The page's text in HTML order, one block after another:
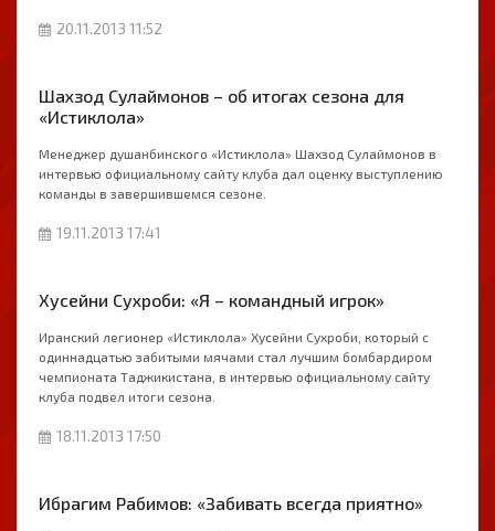
20.11.2013 11:52
Шахзод Сулаймонов – об итогах сезона для
«Истиклола»
Менеджер душанбинского «Истиклола» Шахзод Сулаймонов в
интервью официальному сайту клуба дал оценку выступлению
команды в завершившемся сезоне.
19.11.2013 17:41
Хусейни Сухроби: «Я – командный игрок»
Иранский легионер «Истиклола» Хусейни Сухроби, который c
одиннадцатью забитыми мячами стал лучшим бомбардиром
чемпионата Таджикистана, в интервью официальному сайту
клуба подвел итоги сезона.
18.11.2013 17:50
Ибрагим Рабимов: «Забивать всегда приятно»